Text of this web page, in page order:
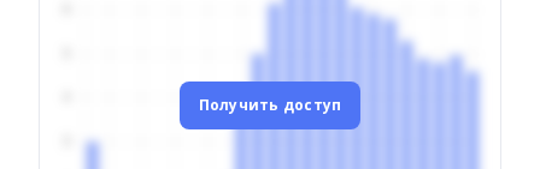
Получить доступ